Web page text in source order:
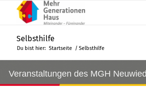
Selbsthilfe
Du bist hier: Startseite / Selbsthilfe
Veranstaltungen des MGH Neuwied